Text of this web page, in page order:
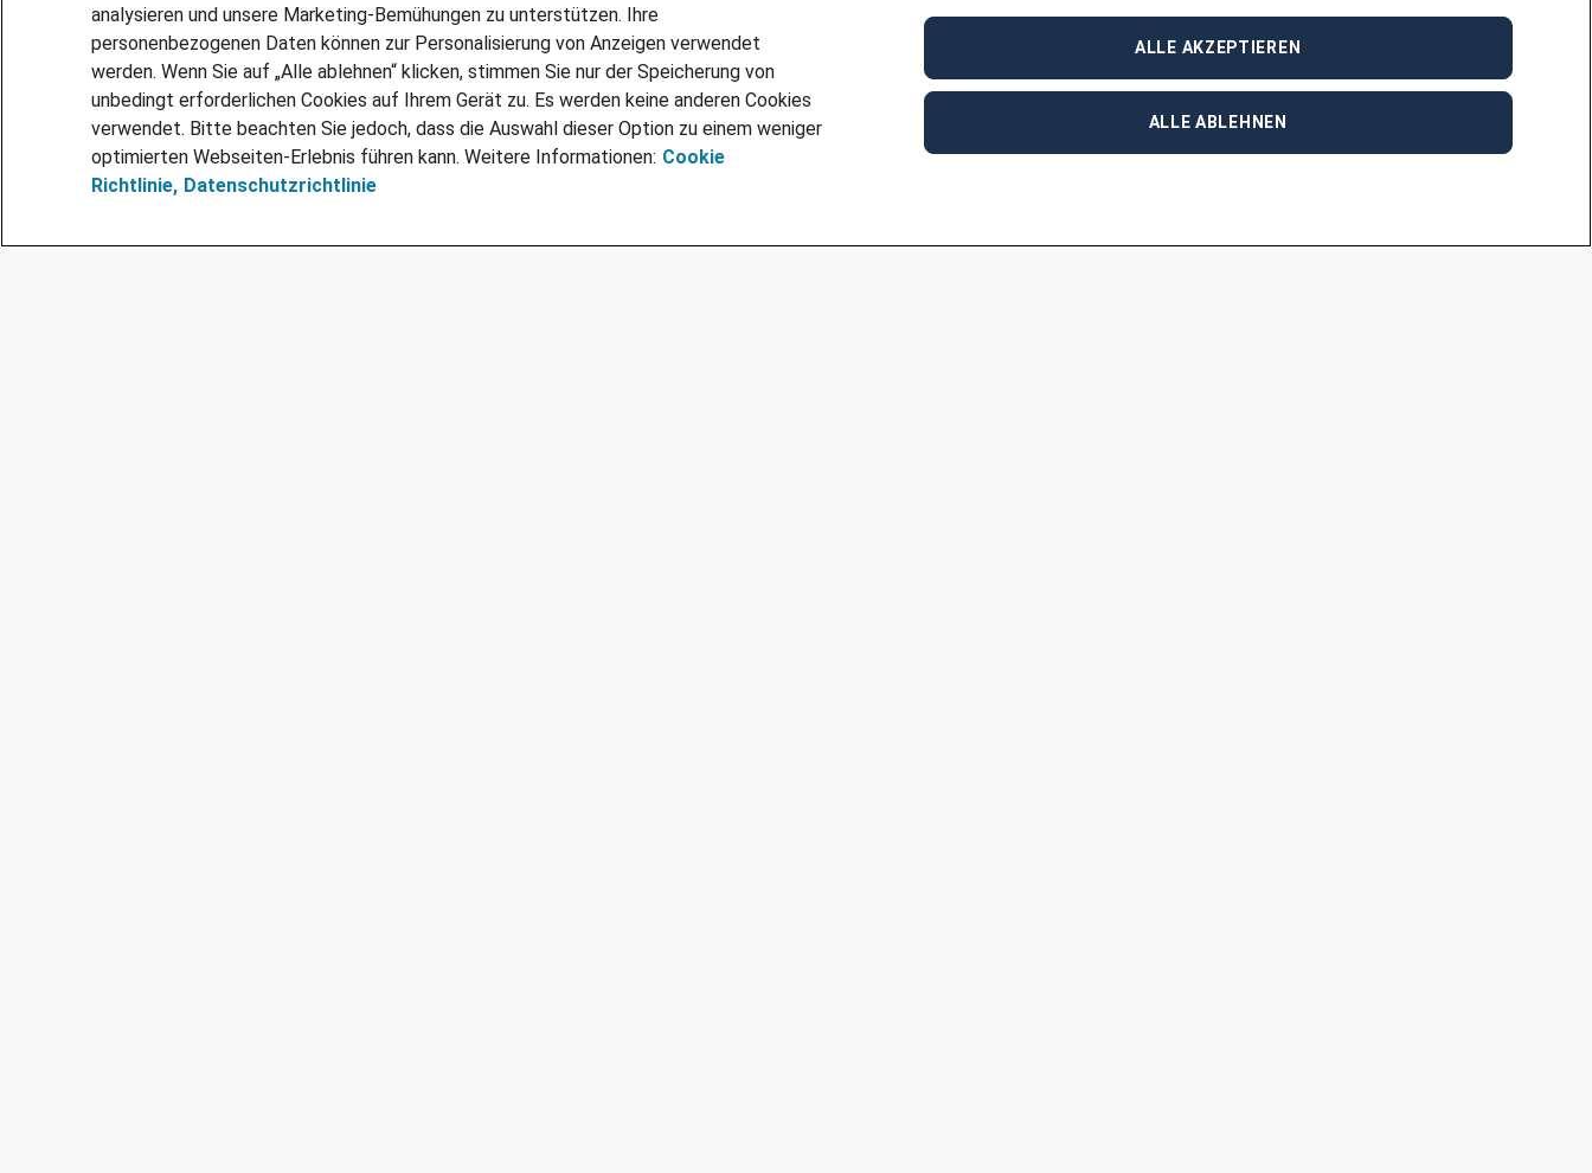
Friedrichstraße 11
88045 Friedrichshafen
Telefon+49 7541 48947 71
E-MailAntje.Schweiger@adecco.de
RefJN -042024-583116
analysieren und unsere Marketing-Bemühungen zu unterstützen. Ihre
personenbezogenen Daten können zur Personalisierung von Anzeigen verwendet
werden. Wenn Sie auf „Alle ablehnen“ klicken, stimmen Sie nur der Speicherung von
unbedingt erforderlichen Cookies auf Ihrem Gerät zu. Es werden keine anderen Cookies
verwendet. Bitte beachten Sie jedoch, dass die Auswahl dieser Option zu einem weniger
optimierten Webseiten-Erlebnis führen kann. Weitere Informationen: Cookie
Richtlinie, Datenschutzrichtlinie
ALLE ABLEHNEN
ALLE AKZEPTIEREN